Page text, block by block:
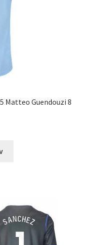
Matteo Guendouzi 8
varianter.
De
olika
alternativen